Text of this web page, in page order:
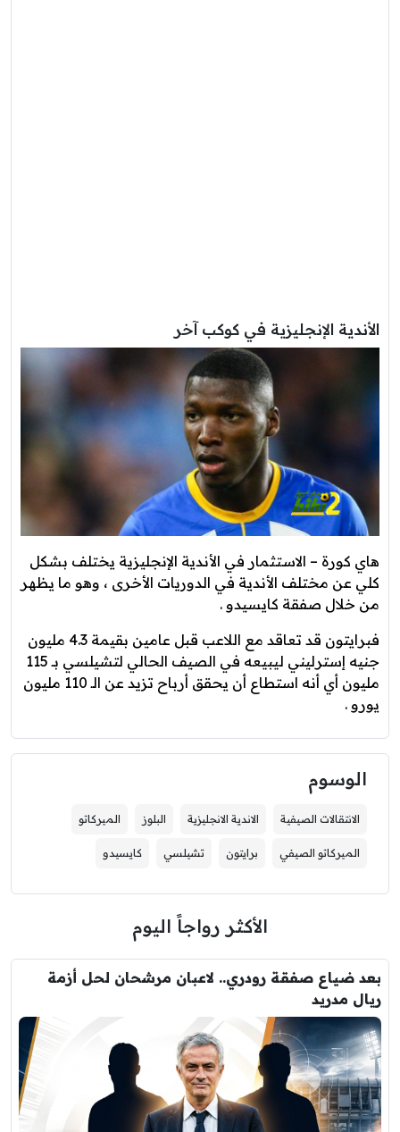
الأندية الإنجليزية في كوكب آخر
هاي كورة – الاستثمار في الأندية الإنجليزية يختلف بشكل
كلي عن مختلف الأندية في الدوريات الأخرى ، وهو ما يظهر
من خلال صفقة كايسيدو .
فبرايتون قد تعاقد مع اللاعب قبل عامين بقيمة 4.3 مليون
جنيه إسترليني ليبيعه في الصيف الحالي لتشيلسي بـ 115
مليون أي أنه استطاع أن يحقق أرباح تزيد عن الـ 110 مليون
يورو .
الوسوم
الانتقالات الصيفية الاندية الانجليزية البلوز الميركاتو
الميركاتو الصيفي برايتون تشيلسي كايسيدو
الأكثر رواجاً اليوم
بعد ضياع صفقة رودري.. لاعبان مرشحان لحل أزمة
ريال مدريد